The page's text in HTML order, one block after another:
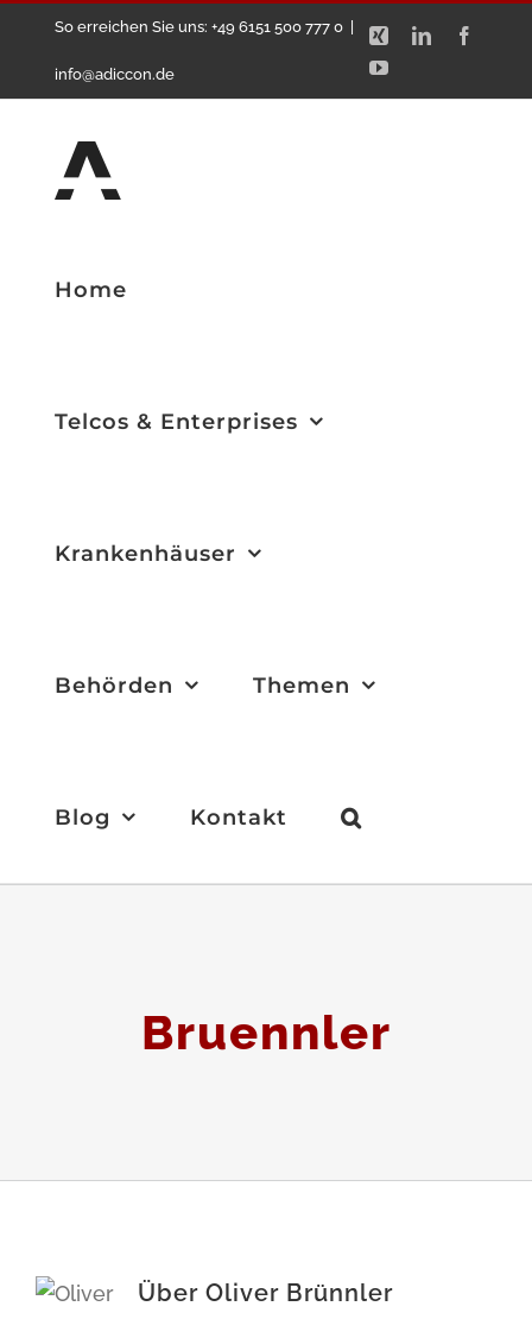
springen
So erreichen Sie uns: +49 6151 500 777 0
info@adiccon.de
Xing LinkedIn
YouTube
Home
Telcos & Enterprises
Krankenhäuser
Behörden Themen
Blog Kontakt
Bruennler
Über Oliver Brünnler